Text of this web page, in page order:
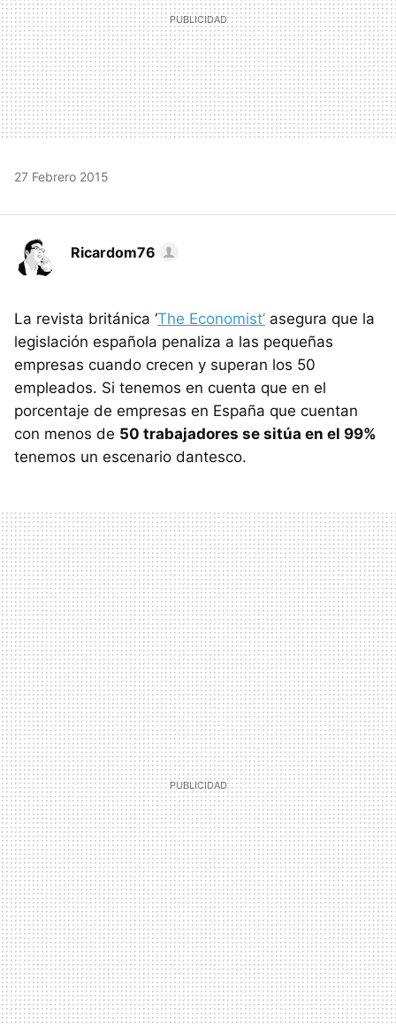
27 Febrero 2015
Ricardom76
La revista británica ‘The Economist’ asegura que la
legislación española penaliza a las pequeñas
empresas cuando crecen y superan los 50
empleados. Si tenemos en cuenta que en el
porcentaje de empresas en España que cuentan
con menos de 50 trabajadores se sitúa en el 99%
tenemos un escenario dantesco.